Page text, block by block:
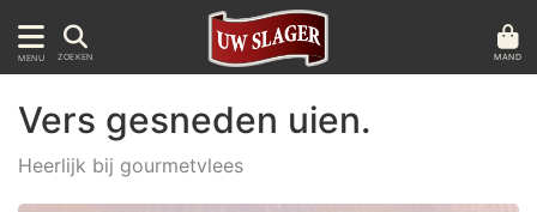
MENU ZOEKEN MAND
Vers gesneden uien.
Heerlijk bij gourmetvlees